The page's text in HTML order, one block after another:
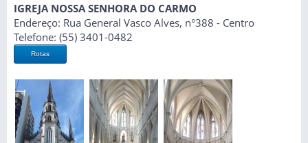
IGREJA NOSSA SENHORA DO CARMO
Endereço: Rua General Vasco Alves, n°388 - Centro
Telefone: (55) 3401-0482
Rotas